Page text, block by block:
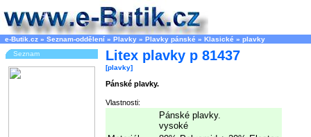
e-Butik.cz » Seznam-oddělení » Plavky » Plavky pánské » Klasické » plavky
Seznam
Litex plavky p 81437
[plavky]
Pánské plavky.
Vlastnosti:
Pánské plavky.
vysoké